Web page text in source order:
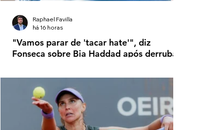
"Vamos parar de 'tacar hate'", diz
Fonseca sobre Bia Haddad após derrubar
Raphael Favilla
há 16 horas